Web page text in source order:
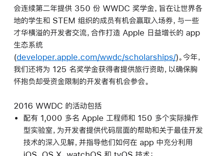
会连续第二年提供 350 份 WWDC 奖学金，旨在让世界各
地的学生和 STEM 组织的成员有机会赢取入场券，与一些
才华横溢的开发者交流，合作打造 Apple 日益增长的 app
生态系统
(developer.apple.com/wwdc/scholarships/)。今年，
我们还将为 125 名奖学金获得者提供旅行资助，以确保胸
怀抱负却受资金限制的开发者有机会参会。
2016 WWDC 的活动包括
配有 1,000 多名 Apple 工程师和 150 多个实际操作
型实验室，为开发者提供代码层面的帮助和关于最佳开发
技术的深入见解，并指导他们如何在 app 中充分利用
iOS、OS X、watchOS 和 tvOS 技术；